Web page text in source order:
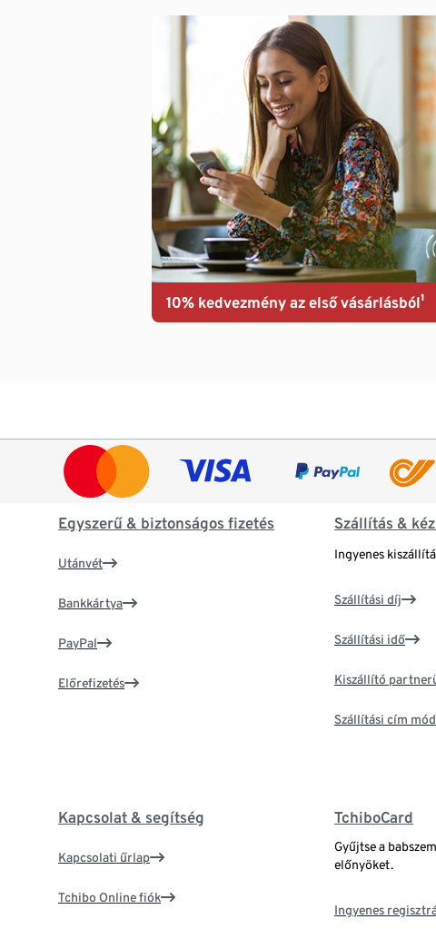
10% kedvezmény az első vásárlásból¹
Egyszerű & biztonságos fizetés
Utánvét
Bankkártya
PayPal
Előrefizetés
Szállítás &
Ingyenes
Szállítási díj
Szállítási idő
Kiszállító
Szállítási cím
Kapcsolat & segítség
Kapcsolati űrlap
Tchibo Online fiók
TchiboCard
Gyűjtse a
előnyöket.
Ingyenes